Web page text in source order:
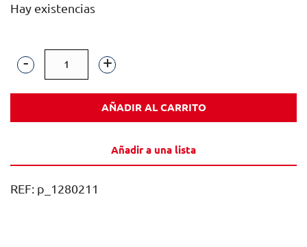
Hay existencias
LECHE
ASTURIANA
1U
AÑADIR AL CARRITO
Añadir a una lista
REF: p_1280211